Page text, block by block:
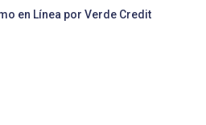
en Línea por Verde Credit